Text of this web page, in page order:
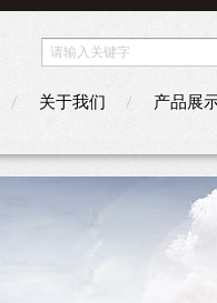
关于我们 产品展